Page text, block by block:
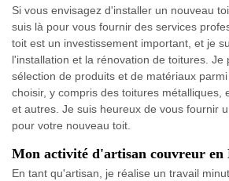
Si vous envisagez d'installer un nouveau
suis là pour vous fournir des services
toit est un investissement important, et je
l'installation et la rénovation de toitures. Je
sélection de produits et de matériaux
choisir, y compris des toitures métalliques,
et autres. Je suis heureux de vous fournir
pour votre nouveau toit.
Mon activité d'artisan couvreur en
En tant qu'artisan, je réalise un travail